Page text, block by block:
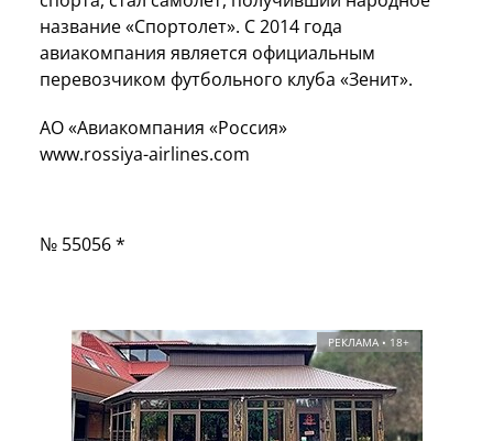
название «Спортолет». С 2014 года
авиакомпания является официальным
перевозчиком футбольного клуба «Зенит».
АО «Авиакомпания «Россия»
www.rossiya-airlines.com
№ 55056 *
РЕКЛАМА • 18+